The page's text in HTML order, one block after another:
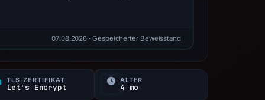
07.08.2026 · Gespeicherter Beweisstand
TLS-ZERTIFIKAT
Let's Encrypt
ALTER
4 mo